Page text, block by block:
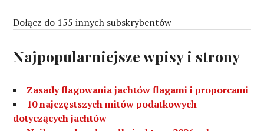
m
l
Dołącz do 155 innych subskrybentów
Najpopularniejsze wpisy i strony
Zasady flagowania jachtów flagami i proporcami
10 najczęstszych mitów podatkowych
dotyczących jachtów